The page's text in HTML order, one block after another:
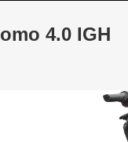
4.0 IGH